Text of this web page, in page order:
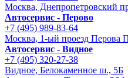
Москва, Днепропетровский
Автосервис - Перово
+7 (495) 989-83-64
Москва, 1-ый проезд Перова
Автосервис - Видное
+7 (495) 320-27-38
Видное, Белокаменное ш., 5Б